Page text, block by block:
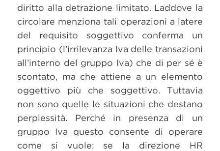
diritto alla detrazione limitato. Laddove la
circolare menziona tali operazioni a latere
del requisito soggettivo conferma un
principio (l’irrilevanza Iva delle transazioni
all’interno del gruppo Iva) che di per sé è
scontato, ma che attiene a un elemento
oggettivo più che soggettivo. Tuttavia
non sono quelle le situazioni che destano
perplessità. Perché in presenza di un
gruppo Iva questo consente di operare
come si vuole: se la direzione HR